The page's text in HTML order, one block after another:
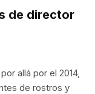
de director
allá por el 2014,
de rostros y